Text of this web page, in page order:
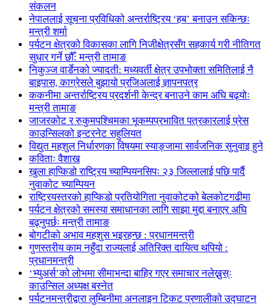
संकलन
नेपाललाई सूचना प्रविधिको अन्तर्राष्ट्रिय ‘हब’ बनाउन सकिन्छः
मन्त्री शर्मा
पर्यटन क्षेत्रको विकासका लागि निजीक्षेत्रसँग सहकार्य गरी नीतिगत
सुधार गर्ने छौँ: मन्त्री तामाङ
निकुञ्ज वार्डेनको ज्यादती: मध्यवर्ती क्षेत्र उपभोक्ता समितिलाई नै
बाइपास, काग्रेसले बुझायो प्रजिअलाई ज्ञापनपत्र
ककनीमा अन्तर्राष्ट्रिय प्रदर्शनी केन्द्र बनाउने काम अघि बढ्योः
मन्त्री तामाङ
जाजरकोट र रुकुमपश्चिमका भूकम्पप्रभावित पत्रकारलाई प्रेस
काउन्सिलको इन्टरनेट सहुलियत
विद्युत महशुल निर्धारणका विषयमा स्याङ्जामा सार्वजनिक सुनुवाइ हुने
कविताः वैशाख
खुला हाप्किडो राष्ट्रिय च्याम्पियनसिपः २३ जिल्लालाई पछि पार्दै
नुवाकोट च्याम्पियन
राष्ट्रियस्तरको हाप्किडो प्रतियोगिता नुवाकोटको बेलकोटगढीमा
पर्यटन क्षेत्रको समस्या समाधानका लागि साझा मुद्दा बनाएर अघि
बढ्नुपर्छः मन्त्री तामाङ
बोगटीको अभाव महशुस भइरहन्छ : प्रधानमन्त्री
गुणस्तरीय काम नहुँदा राज्यलाई अतिरिक्त दायित्व थपियो :
प्रधानमन्त्री
‘भ्युअर्स’को लोभमा सीमाभन्दा बाहिर गएर समाचार नलेख्नुस्ः
काउन्सिल अध्यक्ष बस्नेत
पर्यटनमन्त्रीद्वारा लुम्बिनीमा अनलाइन टिकट प्रणालीको उद्घाटन